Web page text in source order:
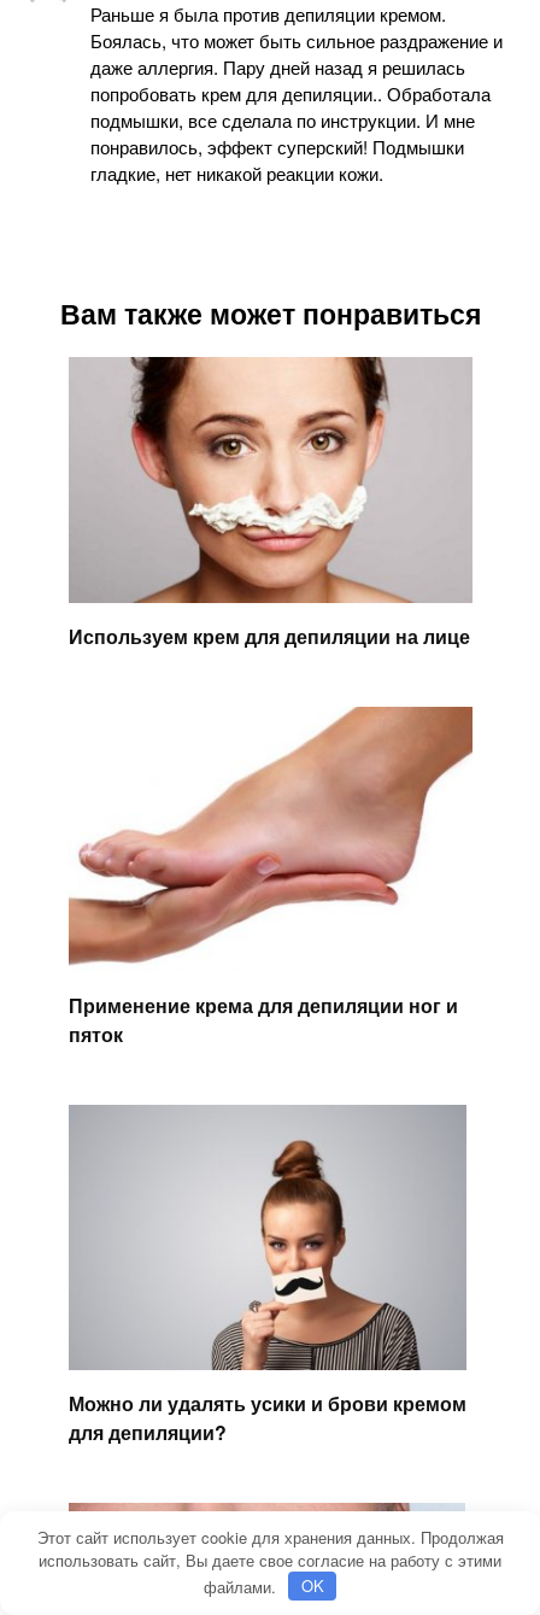
Раньше я была против депиляции кремом.
Боялась, что может быть сильное раздражение и
даже аллергия. Пару дней назад я решилась
попробовать крем для депиляции.. Обработала
подмышки, все сделала по инструкции. И мне
понравилось, эффект суперский! Подмышки
гладкие, нет никакой реакции кожи.
Вам также может понравиться
Используем крем для депиляции на лице
Применение крема для депиляции ног и
пяток
Можно ли удалять усики и брови кремом
для депиляции?
Этот сайт использует cookie для хранения данных. Продолжая
использовать сайт, Вы даете свое согласие на работу с этими
файлами.
OK